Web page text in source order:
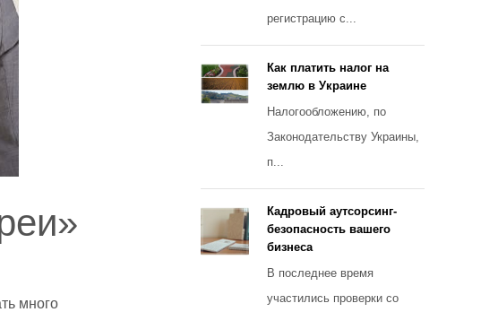
много
регистрацию с...
Как платить налог на
землю в Украине
Налогообложению, по
Законодательству Украины,
п...
Кадровый аутсорсинг-
безопасность вашего
бизнеса
В последнее время
участились проверки со